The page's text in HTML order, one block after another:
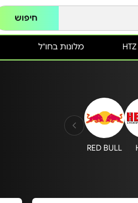
חיפוש
מלונות בחו"ל
RED BULL